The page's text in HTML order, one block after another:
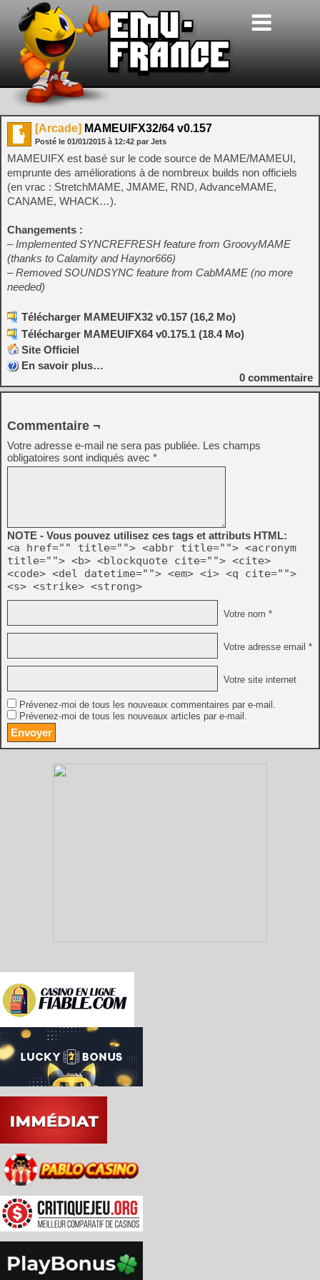
[Arcade] MAMEUIFX32/64 v0.157
Posté le 01/01/2015 à 12:42 par Jets
MAMEUIFX est basé sur le code source de MAME/MAMEUI,
emprunte des améliorations à de nombreux builds non officiels
(en vrac : StretchMAME, JMAME, RND, AdvanceMAME,
CANAME, WHACK…).
Changements :
– Implemented SYNCREFRESH feature from GroovyMAME
(thanks to Calamity and Haynor666)
– Removed SOUNDSYNC feature from CabMAME (no more
needed)
Télécharger MAMEUIFX32 v0.157 (16,2 Mo)
Télécharger MAMEUIFX64 v0.175.1 (18.4 Mo)
Site Officiel
En savoir plus…
0 commentaire
Commentaire ¬
Votre adresse e-mail ne sera pas publiée. Les champs
obligatoires sont indiqués avec *
NOTE - Vous pouvez utilisez ces tags et attributs HTML:
<a href="" title=""> <abbr title=""> <acronym
title=""> <b> <blockquote cite=""> <cite>
<code> <del datetime=""> <em> <i> <q cite="">
<s> <strike> <strong>
Votre nom *
Votre adresse email *
Votre site internet
Prévenez-moi de tous les nouveaux commentaires par e-mail.
Prévenez-moi de tous les nouveaux articles par e-mail.